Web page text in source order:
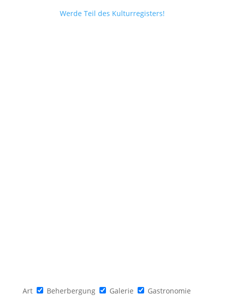
Werde Teil des Kulturregisters!
Art Beherbergung Galerie
Gastronomie